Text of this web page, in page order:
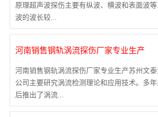
原理超声波探伤主要有纵波、横波和表面波
波的波长较...
河南销售钢轨涡流探伤厂家专业生产
河南销售钢轨涡流探伤厂家专业生产苏州文
公司主要研究涡流检测理论和应用技术。多
后推出了涡流...